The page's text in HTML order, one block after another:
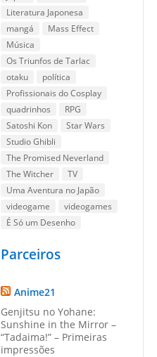
Literatura Japonesa
mangá
Mass Effect
Música
Os Triunfos de Tarlac
otaku
política
Profissionais do Cosplay
quadrinhos
RPG
Satoshi Kon
Star Wars
Studio Ghibli
The Promised Neverland
The Witcher
TV
Uma Aventura no Japão
videogame
videogames
É Só um Desenho
Parceiros
Anime21
Genjitsu no Yohane:
Sunshine in the Mirror –
“Tadaima!” – Primeiras
impressões